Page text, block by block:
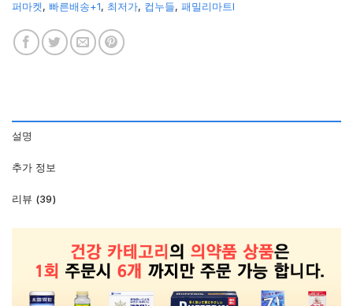
퍼마켓 , 빠른배송+1, 최저가, 컵누들, 패밀리마트I
설명
추가 정보
리뷰 (39)